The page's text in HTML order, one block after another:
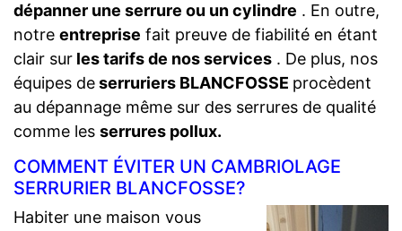
dépanner une serrure ou un cylindre . En outre,
notre entreprise fait preuve de fiabilité en étant
clair sur les tarifs de nos services . De plus, nos
équipes deserruriers BLANCFOSSE procèdent
au dépannage même sur des serrures de qualité
comme les serrures pollux.
COMMENT ÉVITER UN CAMBRIOLAGE
SERRURIER BLANCFOSSE?
Habiter une maison vous